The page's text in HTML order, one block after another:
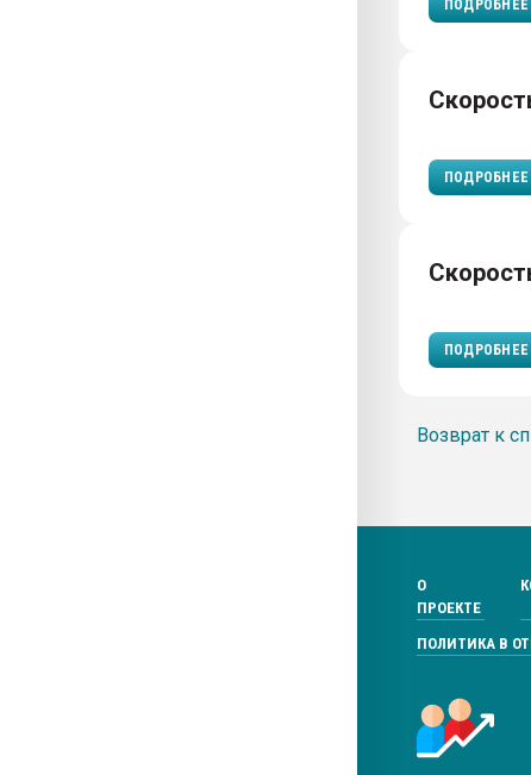
ПОДРОБНЕЕ
ПОДРОБНЕЕ
ПОДРОБНЕЕ
Возврат к
О
ПРОЕКТЕ
ПОЛИТИКА В